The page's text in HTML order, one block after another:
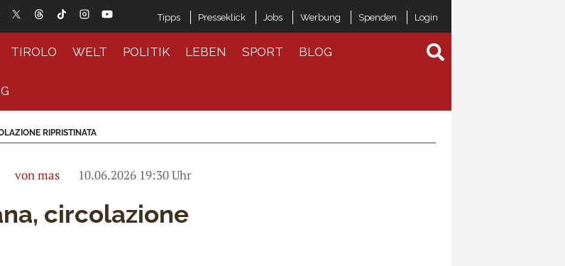
Tipps Presseklick Jobs Werbung Spenden Login
TIROLO WELT POLITIK LEBEN SPORT BLOG
RIPRISTINATA
von mas 10.06.2026 19:30 Uhr
circolazione